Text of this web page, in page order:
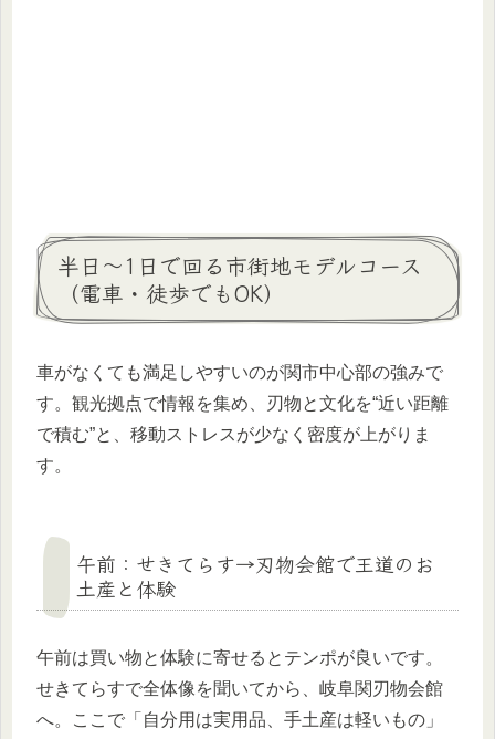
半日〜1日で回る市街地モデルコース
（電車・徒歩でもOK）
車がなくても満足しやすいのが関市中心部の強みで
す。観光拠点で情報を集め、刃物と文化を“近い距離
で積む”と、移動ストレスが少なく密度が上がりま
す。
午前：せきてらす→刃物会館で王道のお
土産と体験
午前は買い物と体験に寄せるとテンポが良いです。
せきてらすで全体像を聞いてから、岐阜関刃物会館
へ。ここで「自分用は実用品、手土産は軽いもの」